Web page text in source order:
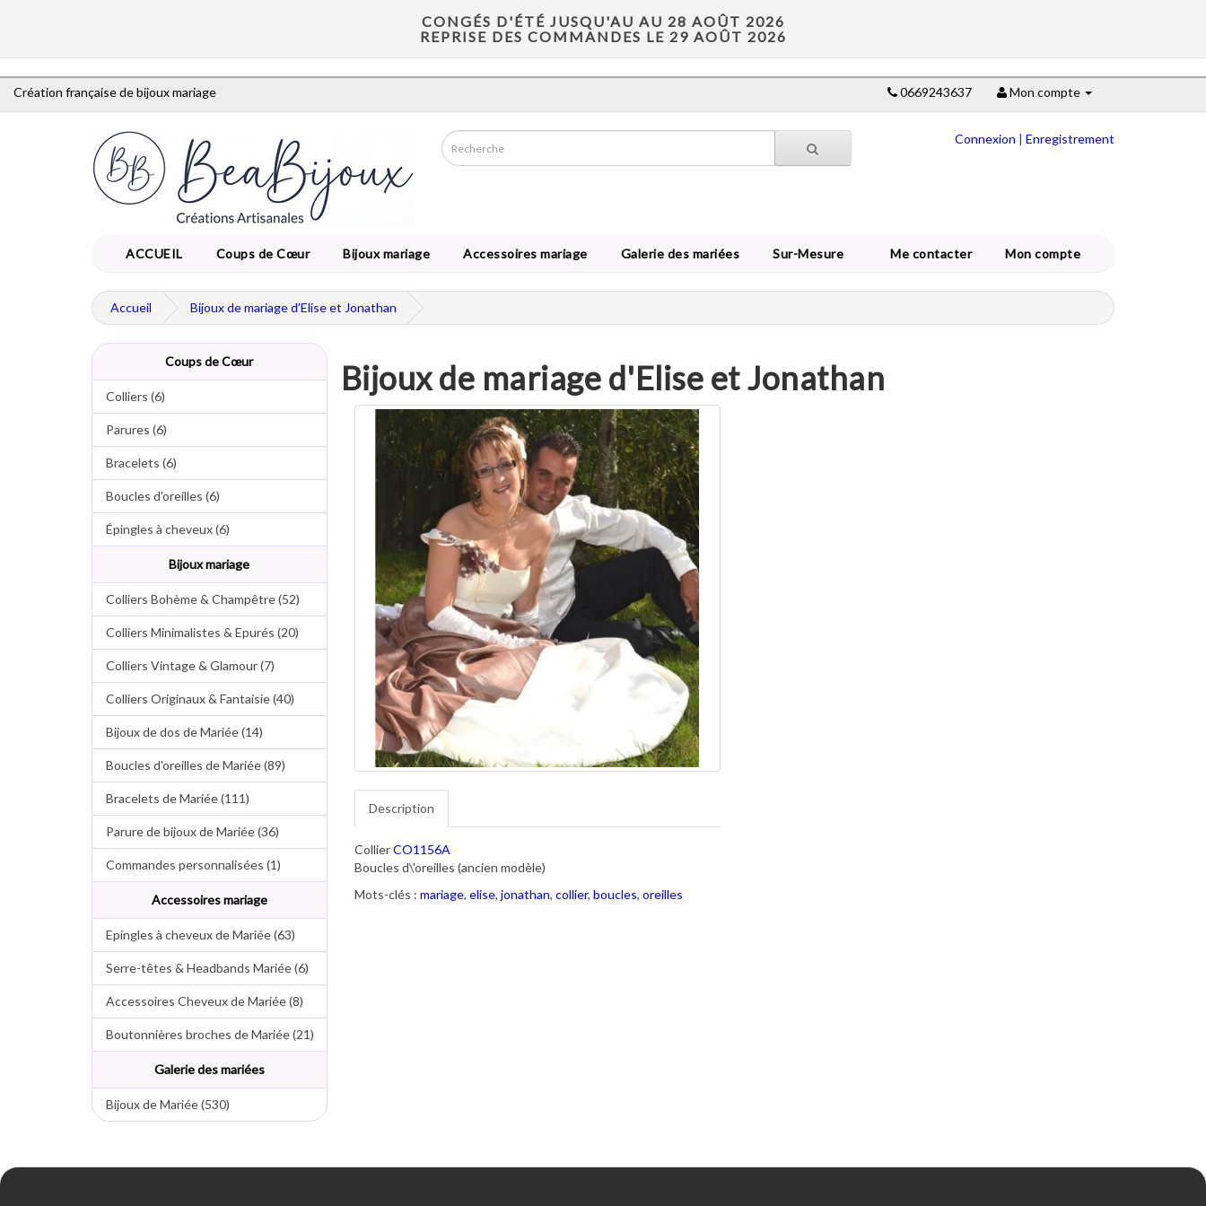
CONGÉS D'ÉTÉ JUSQU'AU AU 28 AOÛT 2026
REPRISE DES COMMANDES LE 29 AOÛT 2026
Création française de bijoux mariage 0669243637 Mon compte
Connexion | Enregistrement
ACCUEIL Coups de Cœur Bijoux mariage Accessoires mariage Galerie des mariées Sur-Mesure Me contacter Mon compte
Accueil Bijoux de mariage d'Elise et Jonathan
Coups de Cœur
Colliers (6)
Parures (6)
Bracelets (6)
Boucles d'oreilles (6)
Épingles à cheveux (6)
Bijoux mariage
Colliers Bohème & Champêtre (52)
Colliers Minimalistes & Epurés (20)
Colliers Vintage & Glamour (7)
Colliers Originaux & Fantaisie (40)
Bijoux de dos de Mariée (14)
Boucles d'oreilles de Mariée (89)
Bracelets de Mariée (111)
Parure de bijoux de Mariée (36)
Commandes personnalisées (1)
Accessoires mariage
Epingles à cheveux de Mariée (63)
Serre-têtes & Headbands Mariée (6)
Accessoires Cheveux de Mariée (8)
Boutonnières broches de Mariée (21)
Galerie des mariées
Bijoux de Mariée (530)
Bijoux de mariage d'Elise et Jonathan
Description
CollierCO1156A
Boucles d\'oreilles (ancien modèle)
Mots-clés : mariage, elise, jonathan, collier, boucles, oreilles